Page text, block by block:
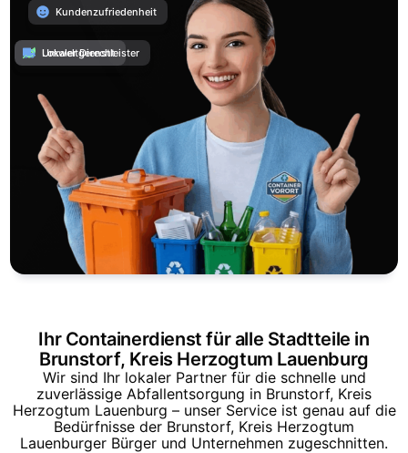
Kundenzufriedenheit
Umweltgerecht
Lokaler Dienstleister
Ihr Containerdienst für alle Stadtteile in
Brunstorf, Kreis Herzogtum Lauenburg
Wir sind Ihr lokaler Partner für die schnelle und
zuverlässige Abfallentsorgung in Brunstorf, Kreis
Herzogtum Lauenburg – unser Service ist genau auf die
Bedürfnisse der Brunstorf, Kreis Herzogtum
Lauenburger Bürger und Unternehmen zugeschnitten.